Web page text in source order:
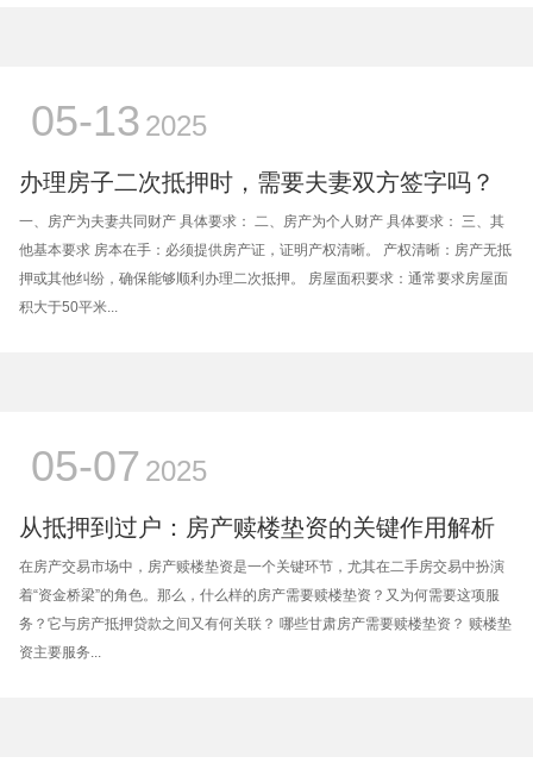
05-13 2025
办理房子二次抵押时，需要夫妻双方签字吗？
一、房产为夫妻共同财产 具体要求： 二、房产为个人财产 具体要求： 三、其
他基本要求 房本在手：必须提供房产证，证明产权清晰。 产权清晰：房产无抵
押或其他纠纷，确保能够顺利办理二次抵押。 房屋面积要求：通常要求房屋面
积大于50平米...
05-07 2025
从抵押到过户：房产赎楼垫资的关键作用解析
在房产交易市场中，房产赎楼垫资是一个关键环节，尤其在二手房交易中扮演
着“资金桥梁”的角色。那么，什么样的房产需要赎楼垫资？又为何需要这项服
务？它与房产抵押贷款之间又有何关联？ 哪些甘肃房产需要赎楼垫资？ 赎楼垫
资主要服务...